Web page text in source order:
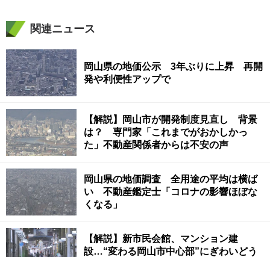
関連ニュース
岡山県の地価公示 3年ぶりに上昇 再開
発や利便性アップで
【解説】岡山市が開発制度見直し 背景
は？ 専門家「これまでがおかしかっ
た」不動産関係者からは不安の声
岡山県の地価調査 全用途の平均は横ば
い 不動産鑑定士「コロナの影響ほぼな
くなる」
【解説】新市民会館、マンション建
設…“変わる岡山市中心部”にぎわいどう